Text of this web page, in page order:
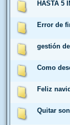
HASTA 5
Error de
gestión
Como
Feliz
Quitar